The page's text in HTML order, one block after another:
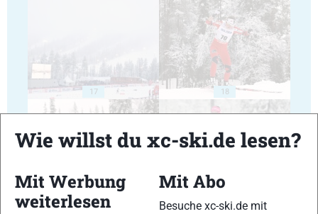
17 18
Wie willst du xc-ski.de lesen?
Mit Werbung
weiterlesen
Mit Abo
Besuche xc-ski.de mit